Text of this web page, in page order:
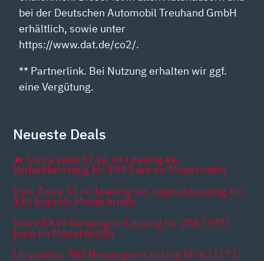
bei der Deutschen Automobil Treuhand GmbH
erhältlich, sowie unter
https://www.dat.de/co2/.
** Partnerlink. Bei Nutzung erhalten wir ggf.
eine Vergütung.
Neueste Deals
🔥 Cupra Leon ST VZ im Leasing als
Vorlauffahrzeug für 199 Euro im Monat netto
Opel Astra ST im Leasing als Tageszulassung für
135 Euro im Monat brutto
Volvo EX30 Neuwagen-Leasing für 258 [397]
Euro im Monat brutto
Leapmotor T03 Neuwagen-Leasing für 62 [173]